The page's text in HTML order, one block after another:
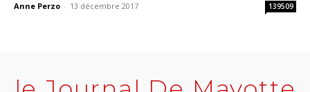
Anne Perzo - 13 décembre 2017 139509